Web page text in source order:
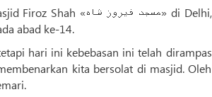
abad ke-14.
hari ini kebebasan ini telah dirampas
kita bersolat di masjid. Oleh